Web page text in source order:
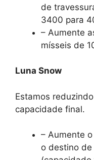
de
3400 para
– Aumente
mísseis de
Luna Snow
Estamos
capacidade final.
– Aumente
o destino